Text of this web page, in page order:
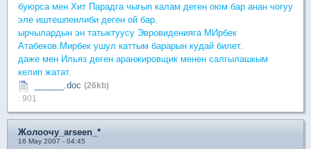
буюрса мен Хит Парадга чыгып калам деген оюм бар анан чогуу
эле иштешпеилиби деген ой бар.
ырчылардын эн татыктуусу Эвровиденияга МИрбек
Атабеков.Мирбек ушул каттым барарын кудай билет.
даже мен Ильяз деген аранжировщик менен салгылашкым
келип жатат.
______.doc (26kb)
: 901
Жолоочу_arseen_*
16 May 2007 - 04:45